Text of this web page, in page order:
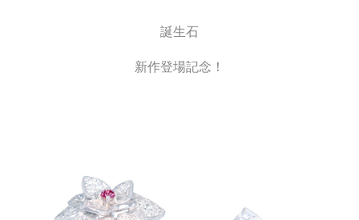
誕生石
新作登場記念！